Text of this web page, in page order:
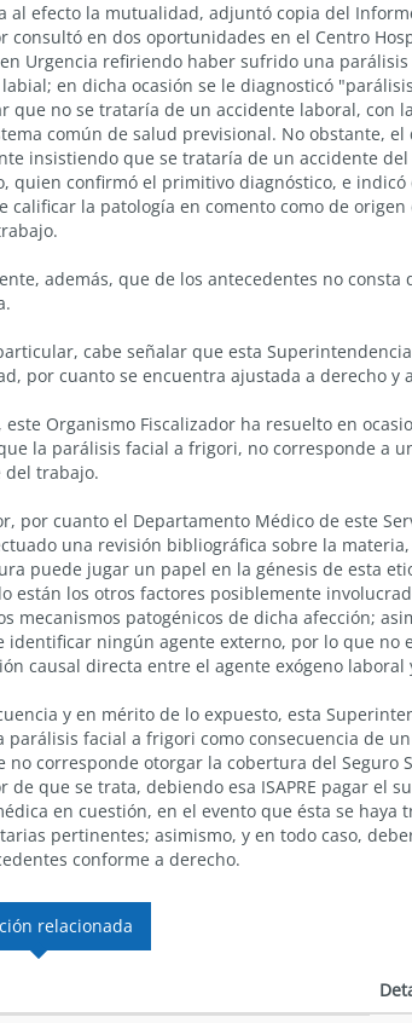
al efecto la mutualidad, adjuntó copia del
consultó en dos oportunidades en el Centro
Urgencia refiriendo haber sufrido una
en dicha ocasión se le diagnosticó
que no se trataría de un accidente laboral, con
común de salud previsional. No obstante,
insistiendo que se trataría de un accidente
quien confirmó el primitivo diagnóstico, e
calificar la patología en comento como de
además, que de los antecedentes no
cabe señalar que esta
por cuanto se encuentra ajustada a derecho y
este Organismo Fiscalizador ha resuelto en
la parálisis facial a frigori, no corresponde a
del trabajo.
por cuanto el Departamento Médico de este
una revisión bibliográfica sobre la
puede jugar un papel en la génesis de esta
están los otros factores posiblemente
mecanismos patogénicos de dicha afección;
identificar ningún agente externo, por lo que
causal directa entre el agente exógeno
y en mérito de lo expuesto, esta
parálisis facial a frigori como consecuencia de
no corresponde otorgar la cobertura del Seguro
de que se trata, debiendo esa ISAPRE pagar el
en cuestión, en el evento que ésta se
pertinentes; asimismo, y en todo caso,
conforme a derecho.
relacionada